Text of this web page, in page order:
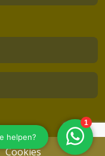
Cookies